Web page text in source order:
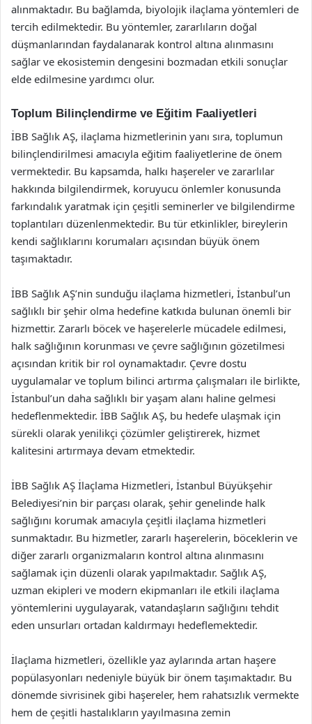
alınmaktadır. Bu bağlamda, biyolojik ilaçlama yöntemleri de
tercih edilmektedir. Bu yöntemler, zararlıların doğal
düşmanlarından faydalanarak kontrol altına alınmasını
sağlar ve ekosistemin dengesini bozmadan etkili sonuçlar
elde edilmesine yardımcı olur.
Toplum Bilinçlendirme ve Eğitim Faaliyetleri
İBB Sağlık AŞ, ilaçlama hizmetlerinin yanı sıra, toplumun
bilinçlendirilmesi amacıyla eğitim faaliyetlerine de önem
vermektedir. Bu kapsamda, halkı haşereler ve zararlılar
hakkında bilgilendirmek, koruyucu önlemler konusunda
farkındalık yaratmak için çeşitli seminerler ve bilgilendirme
toplantıları düzenlenmektedir. Bu tür etkinlikler, bireylerin
kendi sağlıklarını korumaları açısından büyük önem
taşımaktadır.
İBB Sağlık AŞ’nin sunduğu ilaçlama hizmetleri, İstanbul’un
sağlıklı bir şehir olma hedefine katkıda bulunan önemli bir
hizmettir. Zararlı böcek ve haşerelerle mücadele edilmesi,
halk sağlığının korunması ve çevre sağlığının gözetilmesi
açısından kritik bir rol oynamaktadır. Çevre dostu
uygulamalar ve toplum bilinci artırma çalışmaları ile birlikte,
İstanbul’un daha sağlıklı bir yaşam alanı haline gelmesi
hedeflenmektedir. İBB Sağlık AŞ, bu hedefe ulaşmak için
sürekli olarak yenilikçi çözümler geliştirerek, hizmet
kalitesini artırmaya devam etmektedir.
İBB Sağlık AŞ İlaçlama Hizmetleri, İstanbul Büyükşehir
Belediyesi’nin bir parçası olarak, şehir genelinde halk
sağlığını korumak amacıyla çeşitli ilaçlama hizmetleri
sunmaktadır. Bu hizmetler, zararlı haşerelerin, böceklerin ve
diğer zararlı organizmaların kontrol altına alınmasını
sağlamak için düzenli olarak yapılmaktadır. Sağlık AŞ,
uzman ekipleri ve modern ekipmanları ile etkili ilaçlama
yöntemlerini uygulayarak, vatandaşların sağlığını tehdit
eden unsurları ortadan kaldırmayı hedeflemektedir.
İlaçlama hizmetleri, özellikle yaz aylarında artan haşere
popülasyonları nedeniyle büyük bir önem taşımaktadır. Bu
dönemde sivrisinek gibi haşereler, hem rahatsızlık vermekte
hem de çeşitli hastalıkların yayılmasına zemin